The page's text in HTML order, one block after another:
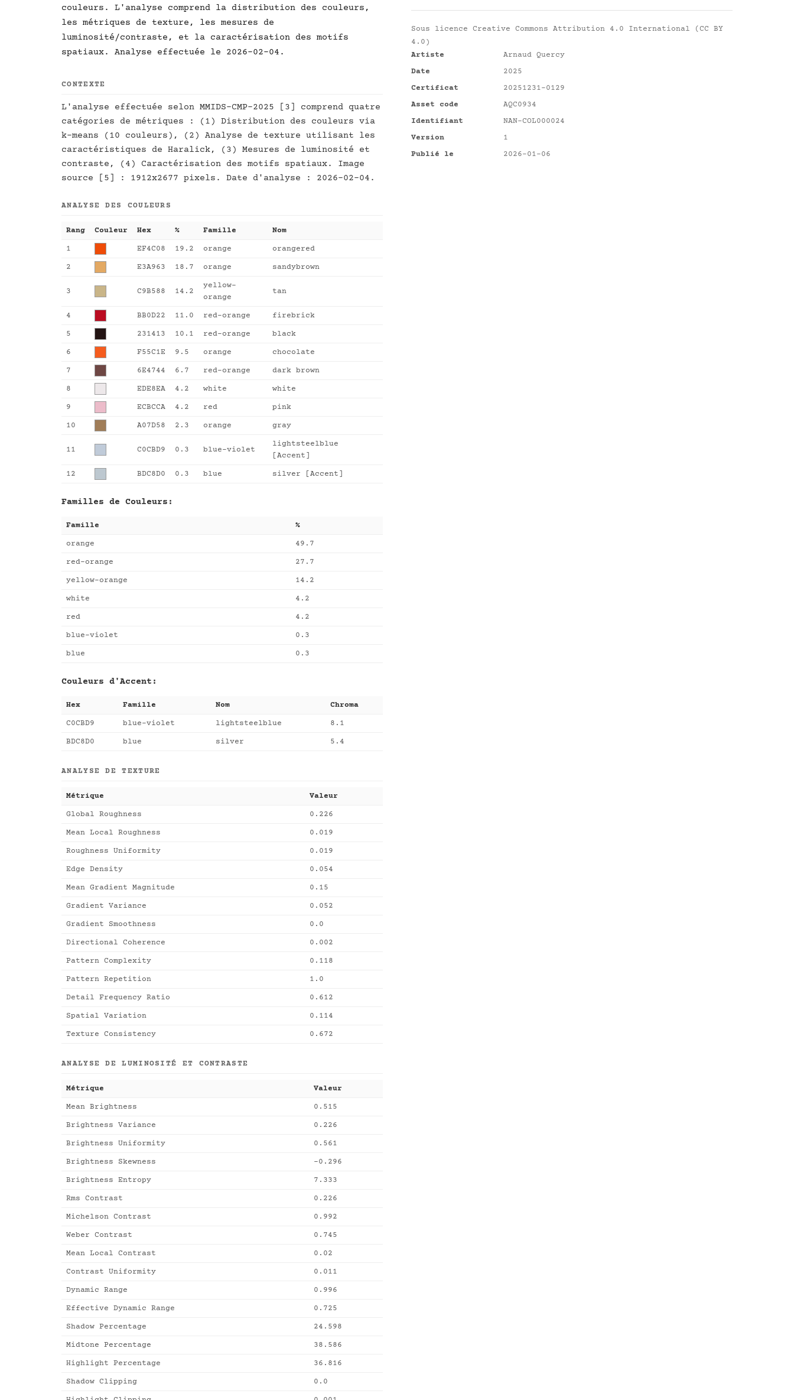
couleurs. L'analyse comprend la distribution des couleurs,
les métriques de texture, les mesures de
luminosité/contraste, et la caractérisation des motifs
spatiaux. Analyse effectuée le 2026-02-04.
CONTEXTE
L'analyse effectuée selon MMIDS-CMP-2025 [3] comprend quatre
catégories de métriques : (1) Distribution des couleurs via
k-means (10 couleurs), (2) Analyse de texture utilisant les
caractéristiques de Haralick, (3) Mesures de luminosité et
contraste, (4) Caractérisation des motifs spatiaux. Image
source [5] : 1912x2677 pixels. Date d'analyse : 2026-02-04.
ANALYSE DES COULEURS
Rang Couleur Hex % Famille Nom
1 EF4C08 19.2 orange orangered
2 E3A963 18.7 orange sandybrown
3 C9B588 14.2
yellow-
orange
tan
4 BB0D22 11.0 red-orange firebrick
5 231413 10.1 red-orange black
6 F55C1E 9.5 orange chocolate
7 6E4744 6.7 red-orange dark brown
8 EDE8EA 4.2 white white
9 ECBCCA 4.2 red pink
10 A07D58 2.3 orange gray
11 C0CBD9 0.3 blue-violet
lightsteelblue
[Accent]
12 BDC8D0 0.3 blue silver [Accent]
Familles de Couleurs:
Famille %
orange 49.7
red-orange 27.7
yellow-orange 14.2
white 4.2
red 4.2
blue-violet 0.3
blue 0.3
Couleurs d'Accent:
Hex Famille Nom Chroma
C0CBD9 blue-violet lightsteelblue 8.1
BDC8D0 blue silver 5.4
ANALYSE DE TEXTURE
Métrique Valeur
Global Roughness 0.226
Mean Local Roughness 0.019
Roughness Uniformity 0.019
Edge Density 0.054
Mean Gradient Magnitude 0.15
Gradient Variance 0.052
Gradient Smoothness 0.0
Directional Coherence 0.002
Pattern Complexity 0.118
Pattern Repetition 1.0
Detail Frequency Ratio 0.612
Spatial Variation 0.114
Texture Consistency 0.672
ANALYSE DE LUMINOSITÉ ET CONTRASTE
Métrique Valeur
Mean Brightness 0.515
Brightness Variance 0.226
Brightness Uniformity 0.561
Brightness Skewness -0.296
Brightness Entropy 7.333
Rms Contrast 0.226
Michelson Contrast 0.992
Weber Contrast 0.745
Mean Local Contrast 0.02
Contrast Uniformity 0.011
Dynamic Range 0.996
Effective Dynamic Range 0.725
Shadow Percentage 24.598
Midtone Percentage 38.586
Highlight Percentage 36.816
Shadow Clipping 0.0
Sous licence Creative Commons Attribution 4.0 International (CC BY
4.0)
Artiste
Arnaud Quercy
Date
2025
Certificat
20251231-0129
Asset code
AQC0934
Identifiant
NAN-COL000024
Version
1
Publié le
2026-01-06